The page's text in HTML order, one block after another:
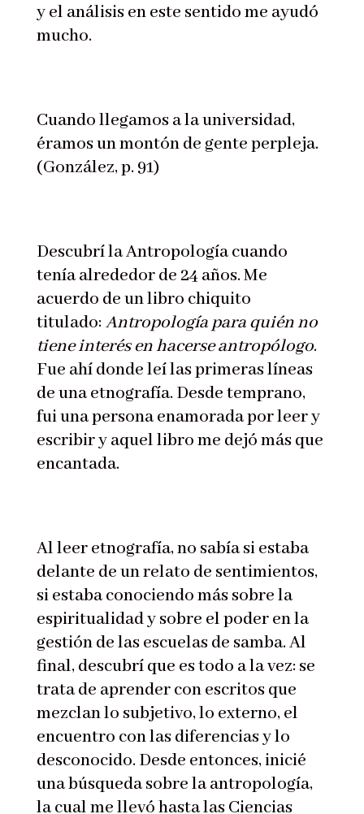
y el análisis en este sentido me ayudó
mucho.
Cuando llegamos a la universidad,
éramos un montón de gente perpleja.
(González, p. 91)
Descubrí la Antropología cuando
tenía alrededor de 24 años. Me
acuerdo de un libro chiquito
titulado: Antropología para quién no
tiene interés en hacerse antropólogo.
Fue ahí donde leí las primeras líneas
de una etnografía. Desde temprano,
fui una persona enamorada por leer y
escribir y aquel libro me dejó más que
encantada.
Al leer etnografía, no sabía si estaba
delante de un relato de sentimientos,
si estaba conociendo más sobre la
espiritualidad y sobre el poder en la
gestión de las escuelas de samba. Al
final, descubrí que es todo a la vez: se
trata de aprender con escritos que
mezclan lo subjetivo, lo externo, el
encuentro con las diferencias y lo
desconocido. Desde entonces, inicié
una búsqueda sobre la antropología,
la cual me llevó hasta las Ciencias